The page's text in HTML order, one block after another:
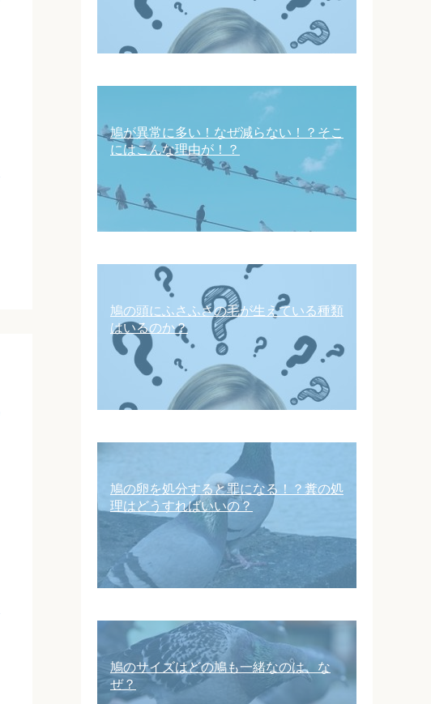
鳩が異常に多い！なぜ減らない！？そこ
にはこんな理由が！？
鳩の頭にふさふさの毛が生えている種類
はいるのか？
鳩の卵を処分すると罪になる！？糞の処
理はどうすればいいの？
鳩のサイズはどの鳩も一緒なのは、な
ぜ？